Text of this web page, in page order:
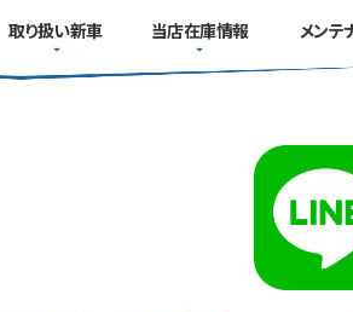
取り扱い新車 当店在庫情報 メンテ